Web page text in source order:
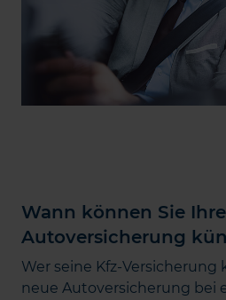
Wann können Sie Ihre
Autoversicherung
Wer seine Kfz-
neue Autoversicherung bei